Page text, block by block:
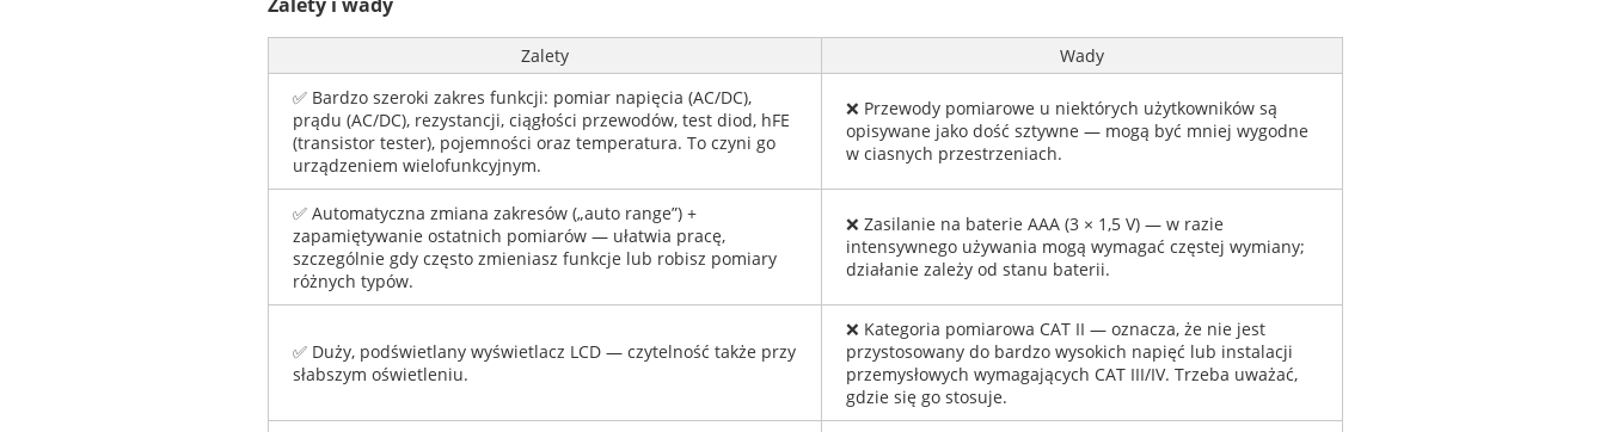
Zalety
Wady
✅ Bardzo szeroki zakres funkcji: pomiar napięcia (AC/DC),
prądu (AC/DC), rezystancji, ciągłości przewodów, test diod, hFE
(transistor tester), pojemności oraz temperatura. To czyni go
urządzeniem wielofunkcyjnym.
❌ Przewody pomiarowe u niektórych użytkowników są
opisywane jako dość sztywne — mogą być mniej wygodne
w ciasnych przestrzeniach.
✅ Automatyczna zmiana zakresów („auto range”) +
zapamiętywanie ostatnich pomiarów — ułatwia pracę,
szczególnie gdy często zmieniasz funkcje lub robisz pomiary
różnych typów.
❌ Zasilanie na baterie AAA (3 × 1,5 V) — w razie
intensywnego używania mogą wymagać częstej wymiany;
działanie zależy od stanu baterii.
✅ Duży, podświetlany wyświetlacz LCD — czytelność także przy
słabszym oświetleniu.
❌ Kategoria pomiarowa CAT II — oznacza, że nie jest
przystosowany do bardzo wysokich napięć lub instalacji
przemysłowych wymagających CAT III/IV. Trzeba uważać,
gdzie się go stosuje.